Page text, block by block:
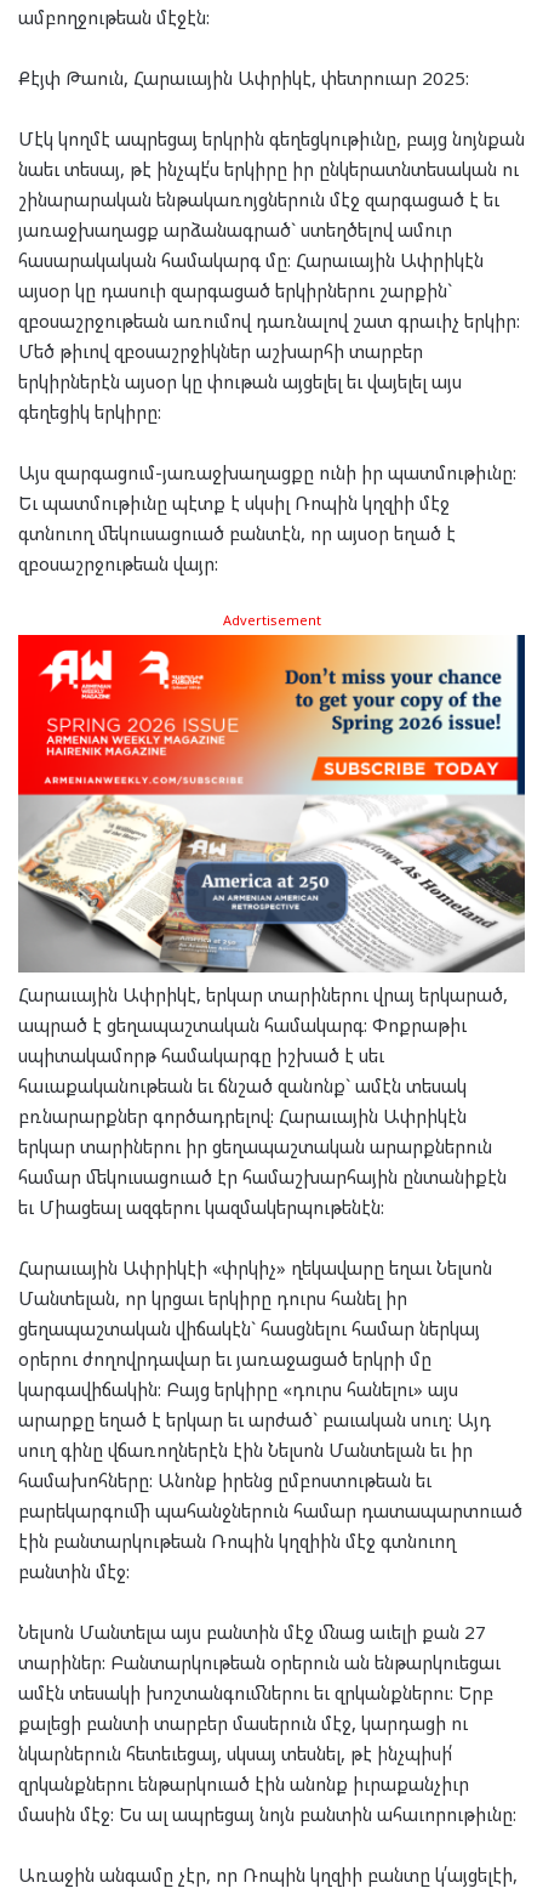
ամբողջութեան մէջէն:
Քէյփ Թաուն, Հարաւային Ափրիկէ, փետրուար 2025:
Մէկ կողմէ ապրեցայ երկրին գեղեցկութիւնը, բայց նոյնքան
նաեւ տեսայ, թէ ինչպէ՛ս երկիրը իր ընկերատնտեսական ու
շինարարական ենթակառոյցներուն մէջ զարգացած է եւ
յառաջխաղացք արձանագրած` ստեղծելով ամուր
հասարակական համակարգ մը: Հարաւային Ափրիկէն
այսօր կը դասուի զարգացած երկիրներու շարքին`
զբօսաշրջութեան առումով դառնալով շատ գրաւիչ երկիր:
Մեծ թիւով զբօսաշրջիկներ աշխարհի տարբեր
երկիրներէն այսօր կը փութան այցելել եւ վայելել այս
գեղեցիկ երկիրը:
Այս զարգացում-յառաջխաղացքը ունի իր պատմութիւնը:
Եւ պատմութիւնը պէտք է սկսիլ Ռոպին կղզիի մէջ
գտնուող մեկուսացուած բանտէն, որ այսօր եղած է
զբօսաշրջութեան վայր:
Advertisement
Հարաւային Ափրիկէ, երկար տարիներու վրայ երկարած,
ապրած է ցեղապաշտական համակարգ: Փոքրաթիւ
սպիտակամորթ համակարգը իշխած է սեւ
հաւաքականութեան եւ ճնշած զանոնք` ամէն տեսակ
բռնարարքներ գործադրելով: Հարաւային Ափրիկէն
երկար տարիներու իր ցեղապաշտական արարքներուն
համար մեկուսացուած էր համաշխարհային ընտանիքէն
եւ Միացեալ ազգերու կազմակերպութենէն:
Հարաւային Ափրիկէի «փրկիչ» ղեկավարը եղաւ Նելսոն
Մանտելան, որ կրցաւ երկիրը դուրս հանել իր
ցեղապաշտական վիճակէն` հասցնելու համար ներկայ
օրերու ժողովրդավար եւ յառաջացած երկրի մը
կարգավիճակին: Բայց երկիրը «դուրս հանելու» այս
արարքը եղած է երկար եւ արժած` բաւական սուղ: Այդ
սուղ գինը վճառողներէն էին Նելսոն Մանտելան եւ իր
համախոհները: Անոնք իրենց ըմբոստութեան եւ
բարեկարգումի պահանջներուն համար դատապարտուած
էին բանտարկութեան Ռոպին կղզիին մէջ գտնուող
բանտին մէջ:
Նելսոն Մանտելա այս բանտին մէջ մնաց աւելի քան 27
տարիներ: Բանտարկութեան օրերուն ան ենթարկուեցաւ
ամէն տեսակի խոշտանգումներու եւ զրկանքներու: Երբ
քալեցի բանտի տարբեր մասերուն մէջ, կարդացի ու
նկարներուն հետեւեցայ, սկսայ տեսնել, թէ ինչպիսի՛
զրկանքներու ենթարկուած էին անոնք իւրաքանչիւր
մասին մէջ: Ես ալ ապրեցայ նոյն բանտին ահաւորութիւնը:
Առաջին անգամը չէր, որ Ռոպին կղզիի բանտը կ՛այցելէի,